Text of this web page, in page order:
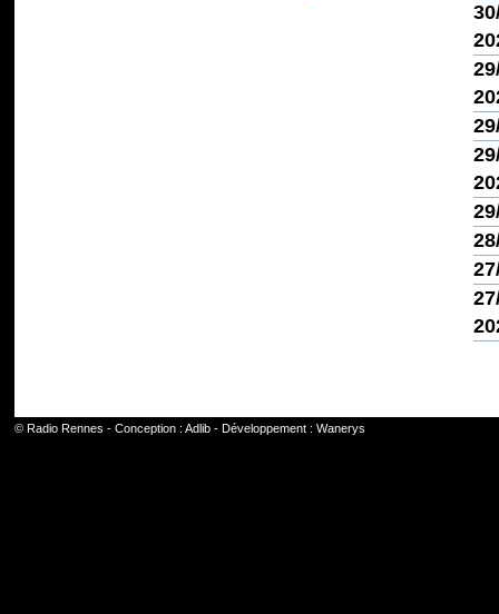
© Radio Rennes - Conception : Adlib- Développement : Wanerys